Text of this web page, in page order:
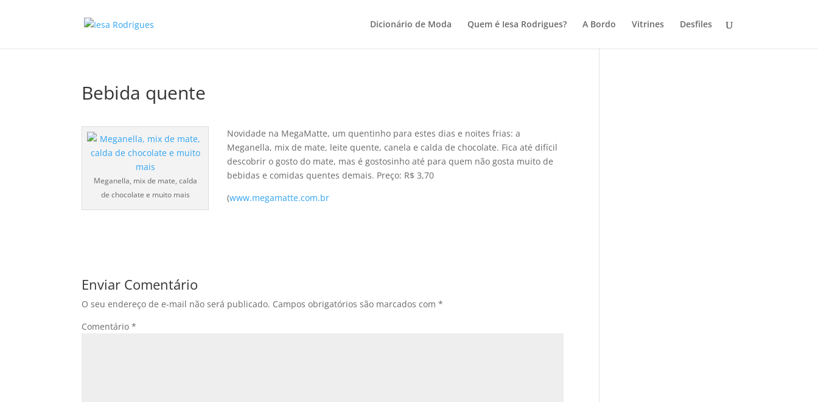
Dicionário de Moda Quem é Iesa Rodrigues? A Bordo Vitrines Desfiles
Bebida quente
Meganella, mix de mate, calda
de chocolate e muito mais
Novidade na MegaMatte, um quentinho para estes dias e noites frias: a
Meganella, mix de mate, leite quente, canela e calda de chocolate. Fica até difí­cil
descobrir o gosto do mate, mas é gostosinho até para quem não gosta muito de
bebidas e comidas quentes demais. Preço: R$ 3,70
(www.megamatte.com.br
Enviar Comentário
O seu endereço de e-mail não será publicado. Campos obrigatórios são marcados com*
Comentário*